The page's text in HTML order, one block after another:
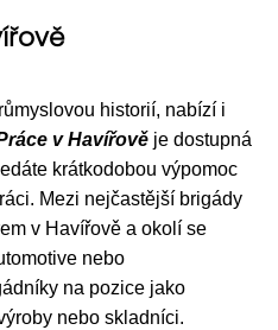
historií, nabízí i
v Havířově je dostupná
krátkodobou výpomoc
Mezi nejčastější brigády
v Havířově a okolí se
nebo
na pozice jako
nebo skladníci.